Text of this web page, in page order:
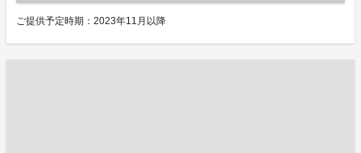
ご提供予定時期：2023年11月以降